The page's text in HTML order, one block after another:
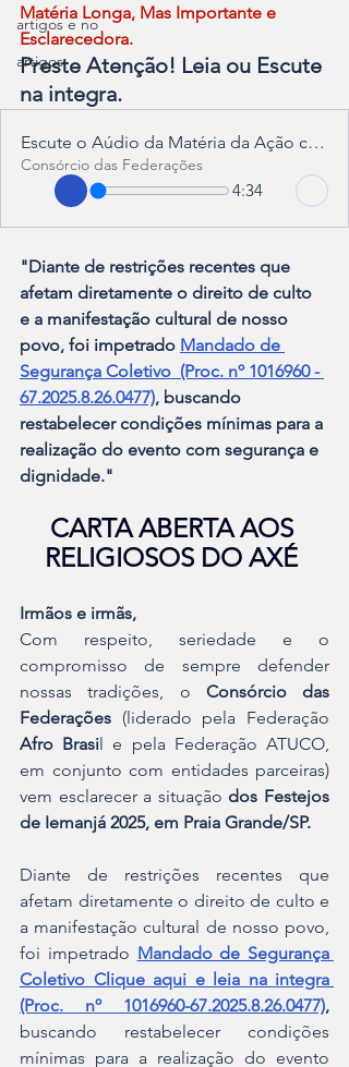
artigos e no
artigos
Matéria Longa, Mas Importante e
Esclarecedora.
Preste Atenção! Leia ou Escute
na integra.
Escute o Aúdio da Matéria da Ação contra Prefeitura Praia Grande
Consórcio das Federações
4:34
"Diante de restrições recentes que
afetam diretamente o direito de culto
e a manifestação cultural de nosso
povo, foi impetrado Mandado de
Segurança Coletivo  (Proc. nº 1016960 -
67.2025.8.26.0477), buscando
restabelecer condições mínimas para a
realização do evento com segurança e
dignidade."
CARTA ABERTA AOS
RELIGIOSOS DO AXÉ
Irmãos e irmãs,
Com respeito, seriedade e o
compromisso de sempre defender
nossas tradições, o Consórcio das
Federações
Afro Brasil e pela Federação ATUCO,
em conjunto com entidades parceiras)
vem esclarecer a situação dos Festejos
de Iemanjá 2025, em Praia Grande/SP.
Diante de restrições recentes que
afetam diretamente o direito de culto e
a manifestação cultural de nosso povo,
foi impetrado Mandado de Segurança
Coletivo Clique aqui e leia na integra
(Proc. nº 1016960-67.2025.8.26.0477),
buscando restabelecer condições
mínimas para a realização do evento